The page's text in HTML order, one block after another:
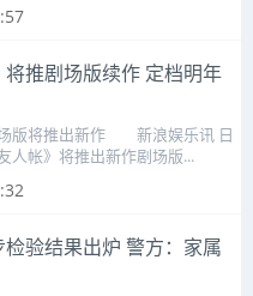
将推剧场版续作 定档明年
场版将推出新作 新浪娱乐讯 日
人帐》将推出新作剧场版...
验结果出炉 警方：家属